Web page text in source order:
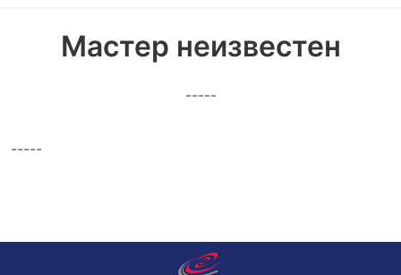
Мастер неизвестен
-----
-----